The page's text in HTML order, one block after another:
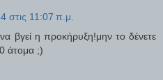
στις 11:07 π.μ.
βγεί η προκήρυξη!μην το δένετε
άτομα ;)